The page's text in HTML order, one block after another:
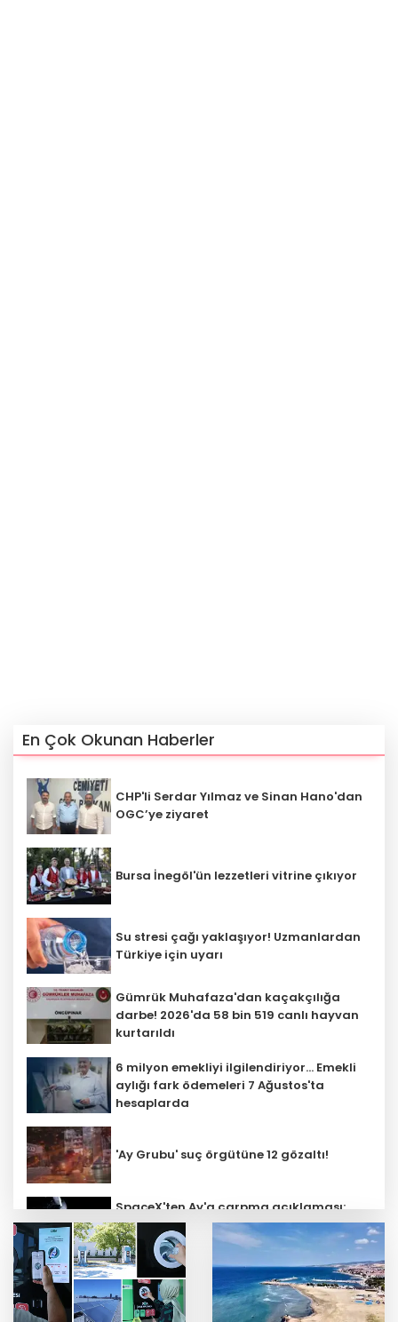
En Çok Okunan Haberler
CHP'li Serdar Yılmaz ve Sinan Hano'dan
OGC’ye ziyaret
Bursa İnegöl'ün lezzetleri vitrine çıkıyor
Su stresi çağı yaklaşıyor! Uzmanlardan
Türkiye için uyarı
Gümrük Muhafaza'dan kaçakçılığa
darbe! 2026'da 58 bin 519 canlı hayvan
kurtarıldı
6 milyon emekliyi ilgilendiriyor... Emekli
aylığı fark ödemeleri 7 Ağustos'ta
hesaplarda
'Ay Grubu' suç örgütüne 12 gözaltı!
SpaceX'ten Ay'a çarpma açıklaması:
Sorumlu uzay operasyonları için
çalışıyoruz
Bozcaada mercan resifleri için koruma
seferberliği... 180 deniz canlısı türü kayıt
altına alındı